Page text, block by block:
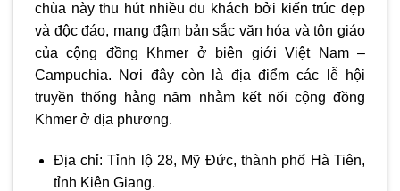
chùa này thu hút nhiều du khách bởi kiến trúc đẹp
và độc đáo, mang đậm bản sắc văn hóa và tôn giáo
của cộng đồng Khmer ở biên giới Việt Nam –
Campuchia. Nơi đây còn là địa điểm các lễ hội
truyền thống hằng năm nhằm kết nối cộng đồng
Khmer ở địa phương.
Địa chỉ: Tỉnh lộ 28, Mỹ Đức, thành phố Hà Tiên,
tỉnh Kiên Giang.